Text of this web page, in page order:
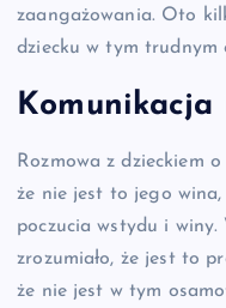
zaangażowania. Oto
dziecku w tym trudnym
Komunikacja
Rozmowa z dzieckiem
że nie jest to jego wina,
poczucia wstydu i winy.
zrozumiało, że jest to
że nie jest w tym